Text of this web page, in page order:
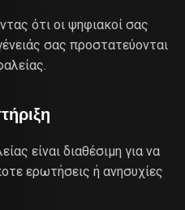
ότι οι ψηφιακοί σας
σας προστατεύονται
είναι διαθέσιμη για να
ερωτήσεις ή ανησυχίες